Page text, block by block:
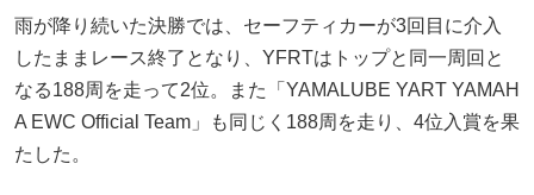
雨が降り続いた決勝では、セーフティカーが3回目に介入
したままレース終了となり、YFRTはトップと同一周回と
なる188周を走って2位。また「YAMALUBE YART YAMAH
A EWC Official Team」も同じく188周を走り、4位入賞を果
たした。